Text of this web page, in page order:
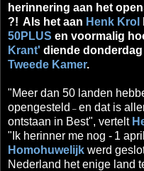
herinnering aan het
?! Als het aan Henk Krol
50PLUS en voormalig
Krant' diende
Tweede Kamer.
"Meer dan 50 landen
opengesteld – en dat is
ontstaan in Best", vertelt
"Ik herinner me nog - 1
Homohuwelijk werd
Nederland het enige land